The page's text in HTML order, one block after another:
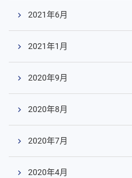
2021年6月
2021年1月
2020年9月
2020年8月
2020年7月
2020年4月